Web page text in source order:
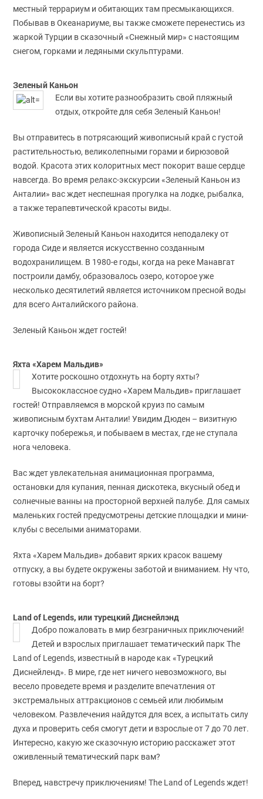
местный террариум и обитающих там пресмыкающихся.
Побывав в Океанариуме, вы также сможете перенестись из
жаркой Турции в сказочный «Снежный мир» с настоящим
снегом, горками и ледяными скульптурами.
Зеленый Каньон
Если вы хотите разнообразить свой пляжный
отдых, откройте для себя Зеленый Каньон!
Вы отправитесь в потрясающий живописный край с густой
растительностью, великолепными горами и бирюзовой
водой. Красота этих колоритных мест покорит ваше сердце
навсегда. Во время релакс-экскурсии «Зеленый Каньон из
Анталии» вас ждет неспешная прогулка на лодке, рыбалка,
а также терапевтической красоты виды.
Живописный Зеленый Каньон находится неподалеку от
города Сиде и является искусственно созданным
водохранилищем. В 1980-е годы, когда на реке Манавгат
построили дамбу, образовалось озеро, которое уже
несколько десятилетий является источником пресной воды
для всего Анталийского района.
Зеленый Каньон ждет гостей!
Яхта «Харем Мальдив»
Хотите роскошно отдохнуть на борту яхты?
Высококлассное судно «Харем Мальдив» приглашает
гостей! Отправляемся в морской круиз по самым
живописным бухтам Анталии! Увидим Дюден – визитную
карточку побережья, и побываем в местах, где не ступала
нога человека.
Вас ждет увлекательная анимационная программа,
остановки для купания, пенная дискотека, вкусный обед и
солнечные ванны на просторной верхней палубе. Для самых
маленьких гостей предусмотрены детские площадки и мини-
клубы с веселыми аниматорами.
Яхта «Харем Мальдив» добавит ярких красок вашему
отпуску, а вы будете окружены заботой и вниманием. Ну что,
готовы взойти на борт?
Land of Legends, или турецкий Диснейлэнд
Добро пожаловать в мир безграничных приключений!
Детей и взрослых приглашает тематический парк The
Land of Legends, известный в народе как «Турецкий
Диснейленд». В мире, где нет ничего невозможного, вы
весело проведете время и разделите впечатления от
экстремальных аттракционов с семьей или любимым
человеком. Развлечения найдутся для всех, а испытать силу
духа и проверить себя смогут дети и взрослые от 7 до 70 лет.
Интересно, какую же сказочную историю расскажет этот
оживленный тематический парк вам?
Вперед, навстречу приключениям! The Land of Legends ждет!